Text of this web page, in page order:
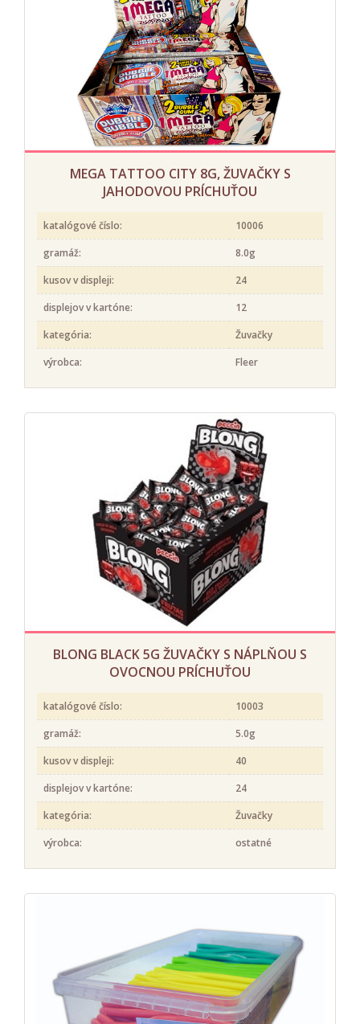
MEGA TATTOO CITY 8G, ŽUVAČKY S
JAHODOVOU PRÍCHUŤOU
katalógové číslo:
10006
gramáž:
8.0g
kusov v displeji:
24
displejov v kartóne:
12
kategória:
Žuvačky
výrobca:
Fleer
BLONG BLACK 5G ŽUVAČKY S NÁPLŇOU S
OVOCNOU PRÍCHUŤOU
katalógové číslo:
10003
gramáž:
5.0g
kusov v displeji:
40
displejov v kartóne:
24
kategória:
Žuvačky
výrobca:
ostatné